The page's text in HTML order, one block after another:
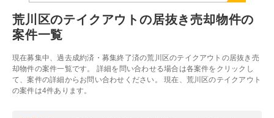
荒川区のテイクアウトの居抜き売却物件の
案件一覧
現在募集中、過去成約済・募集終了済の荒川区のテイクアウトの居抜き売
却物件の案件一覧です。 詳細を問い合わせる場合は各案件をクリックし
て、案件の詳細からお問い合わせください。 現在、荒川区のテイクアウト
の案件は4件あります。